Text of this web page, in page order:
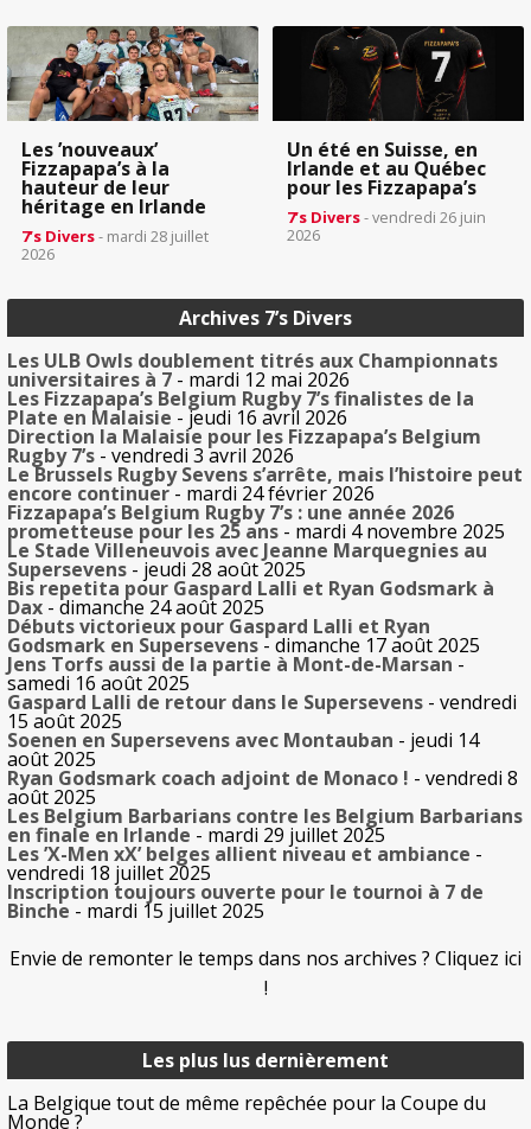
Les ’nouveaux’
Fizzapapa’s à la
hauteur de leur
héritage en Irlande
7’s Divers- mardi 28 juillet
2026
Un été en Suisse, en
Irlande et au Québec
pour les Fizzapapa’s
7’s Divers- vendredi 26 juin
2026
Les plus lus dernièrement
La Belgique tout de même repêchée pour la Coupe du
Monde ?
Archives 7’s Divers
Les ULB Owls doublement titrés aux Championnats
universitaires à 7 - mardi 12 mai 2026
Les Fizzapapa’s Belgium Rugby 7’s finalistes de la
Plate en Malaisie - jeudi 16 avril 2026
Direction la Malaisie pour les Fizzapapa’s Belgium
Rugby 7’s - vendredi 3 avril 2026
Le Brussels Rugby Sevens s’arrête, mais l’histoire peut
encore continuer- mardi 24 février 2026
Fizzapapa’s Belgium Rugby 7’s : une année 2026
prometteuse pour les 25 ans - mardi 4 novembre 2025
Le Stade Villeneuvois avec Jeanne Marquegnies au
Supersevens - jeudi 28 août 2025
Bis repetita pour Gaspard Lalli et Ryan Godsmark à
Dax - dimanche 24 août 2025
Débuts victorieux pour Gaspard Lalli et Ryan
Godsmark en Supersevens - dimanche 17 août 2025
Jens Torfs aussi de la partie à Mont-de-Marsan -
samedi 16 août 2025
Gaspard Lalli de retour dans le Supersevens - vendredi
15 août 2025
Soenen en Supersevens avec Montauban - jeudi 14
août 2025
Ryan Godsmark coach adjoint de Monaco ! - vendredi 8
août 2025
Les Belgium Barbarians contre les Belgium Barbarians
en finale en Irlande - mardi 29 juillet 2025
Les ’X-Men xX’ belges allient niveau et ambiance -
vendredi 18 juillet 2025
Inscription toujours ouverte pour le tournoi à 7 de
Binche - mardi 15 juillet 2025
Envie de remonter le temps dans nos archives ? Cliquez ici
!